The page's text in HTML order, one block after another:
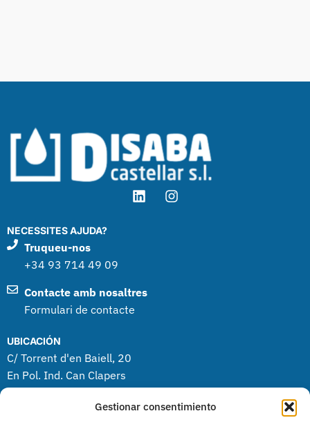
Gestionar consentimiento
NECESSITES AJUDA?
Truqueu-nos
+34 93 714 49 09
Contacte amb nosaltres
Formulari de contacte
UBICACIÓN
C/ Torrent d'en Baiell, 20
En Pol. Ind. Can Clapers
08181 Sentmenat (BCN)